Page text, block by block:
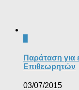
Παράταση για
Επιθεωρητών
03/07/2015